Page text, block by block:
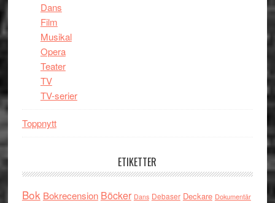
Dans
Film
Musikal
Opera
Teater
TV
TV-serier
Toppnytt
ETIKETTER
Bok Bokrecension Böcker Dans Debaser Deckare Dokumentär